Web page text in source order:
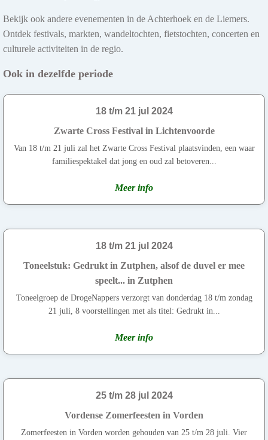
Bekijk ook andere evenementen in de Achterhoek en de Liemers.
Ontdek festivals, markten, wandeltochten, fietstochten, concerten en
culturele activiteiten in de regio.
Ook in dezelfde periode
18 t/m 21 jul 2024
Zwarte Cross Festival in Lichtenvoorde
Van 18 t/m 21 juli zal het Zwarte Cross Festival plaatsvinden, een waar
familiespektakel dat jong en oud zal betoveren...
Meer info
18 t/m 21 jul 2024
Toneelstuk: Gedrukt in Zutphen, alsof de duvel er mee
speelt... in Zutphen
Toneelgroep de DrogeNappers verzorgt van donderdag 18 t/m zondag
21 juli, 8 voorstellingen met als titel: Gedrukt in...
Meer info
25 t/m 28 jul 2024
Vordense Zomerfeesten in Vorden
Zomerfeesten in Vorden worden gehouden van 25 t/m 28 juli. Vier